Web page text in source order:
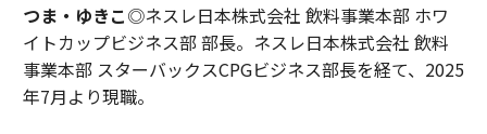
つま・ゆきこ◎ネスレ日本株式会社 飲料事業本部 ホワ
イトカップビジネス部 部長。ネスレ日本株式会社 飲料
事業本部 スターバックスCPGビジネス部長を経て、2025
年7月より現職。